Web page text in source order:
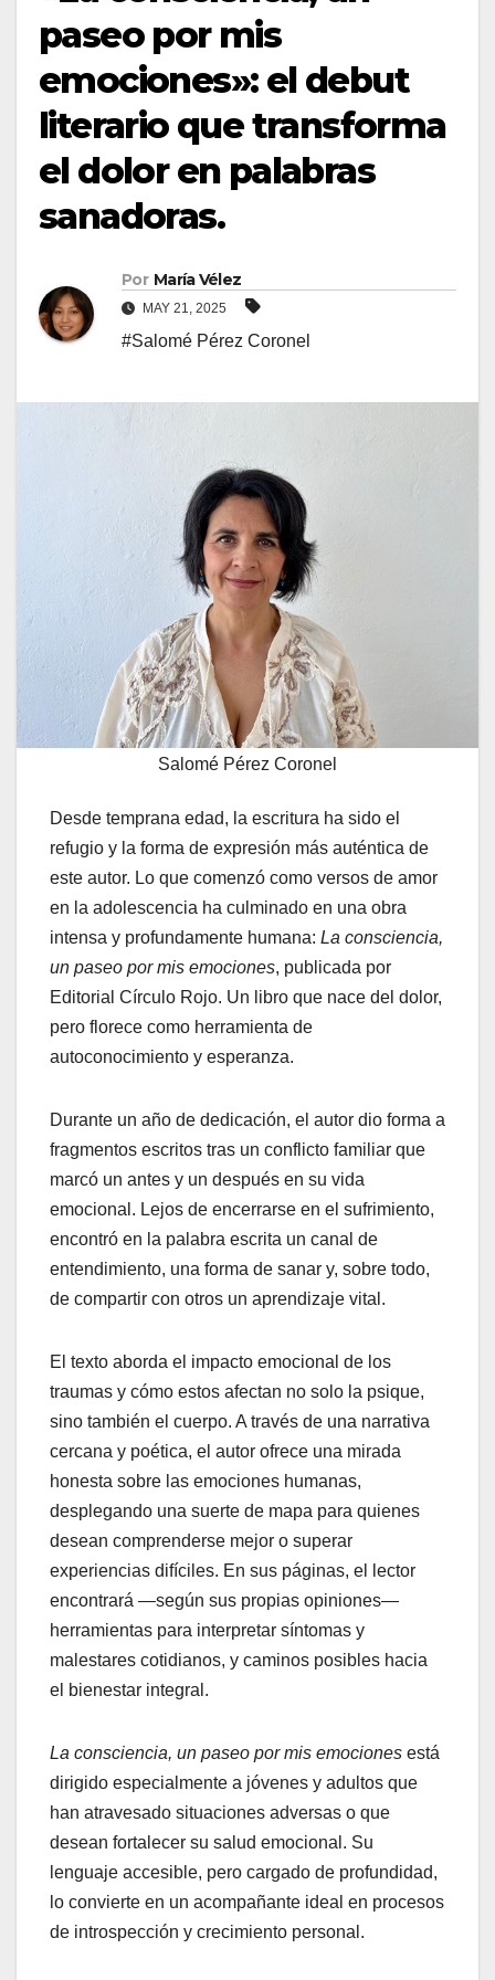
paseo por mis
emociones»: el debut
literario que transforma
el dolor en palabras
sanadoras.
Por María Vélez
MAY 21, 2025
#Salomé Pérez Coronel
Salomé Pérez Coronel
Desde temprana edad, la escritura ha sido el
refugio y la forma de expresión más auténtica de
este autor. Lo que comenzó como versos de amor
en la adolescencia ha culminado en una obra
intensa y profundamente humana: La consciencia,
un paseo por mis emociones, publicada por
Editorial Círculo Rojo. Un libro que nace del dolor,
pero florece como herramienta de
autoconocimiento y esperanza.
Durante un año de dedicación, el autor dio forma a
fragmentos escritos tras un conflicto familiar que
marcó un antes y un después en su vida
emocional. Lejos de encerrarse en el sufrimiento,
encontró en la palabra escrita un canal de
entendimiento, una forma de sanar y, sobre todo,
de compartir con otros un aprendizaje vital.
El texto aborda el impacto emocional de los
traumas y cómo estos afectan no solo la psique,
sino también el cuerpo. A través de una narrativa
cercana y poética, el autor ofrece una mirada
honesta sobre las emociones humanas,
desplegando una suerte de mapa para quienes
desean comprenderse mejor o superar
experiencias difíciles. En sus páginas, el lector
encontrará —según sus propias opiniones—
herramientas para interpretar síntomas y
malestares cotidianos, y caminos posibles hacia
el bienestar integral.
La consciencia, un paseo por mis emociones está
dirigido especialmente a jóvenes y adultos que
han atravesado situaciones adversas o que
desean fortalecer su salud emocional. Su
lenguaje accesible, pero cargado de profundidad,
lo convierte en un acompañante ideal en procesos
de introspección y crecimiento personal.